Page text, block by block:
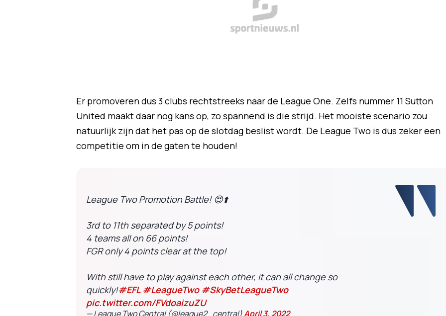
Er promoveren dus 3 clubs rechtstreeks naar de League One. Zelfs nummer 11 Sutton
United maakt daar nog kans op, zo spannend is die strijd. Het mooiste scenario zou
natuurlijk zijn dat het pas op de slotdag beslist wordt. De League Two is dus zeker een
competitie om in de gaten te houden!
League Two Promotion Battle! 😍⬆️
3rd to 11th separated by 5 points!
4 teams all on 66 points!
FGR only 4 points clear at the top!
With still have to play against each other, it can all change so
quickly!#EFL #LeagueTwo #SkyBetLeagueTwo
pic.twitter.com/FVdoaizuZU
— League Two Central (@league2_central)April 3, 2022